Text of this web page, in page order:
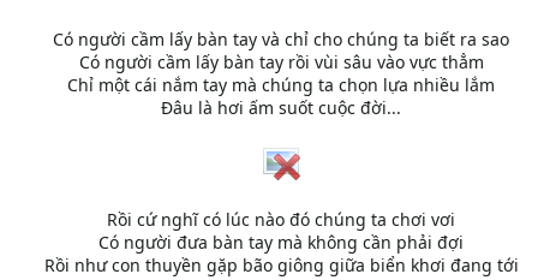
Có người cầm lấy bàn tay và chỉ cho chúng ta biết ra sao
Có người cầm lấy bàn tay rồi vùi sâu vào vực thẳm
Chỉ một cái nắm tay mà chúng ta chọn lựa nhiều lắm
Đâu là hơi ấm suốt cuộc đời...
Rồi cứ nghĩ có lúc nào đó chúng ta chơi vơi
Có người đưa bàn tay mà không cần phải đợi
Rồi như con thuyền gặp bão giông giữa biển khơi đang tới